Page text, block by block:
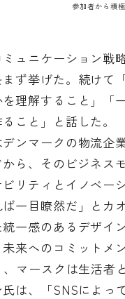
参加者から積
ュニケーション戦
ず挙げた。続けて
理解すること」「
こと」と話した。
ンマークの物流企
ら、そのビジネス
リティとイノベー
一目瞭然だ」とカ
一感のあるデザイ
来へのコミットメ
マースクは生活
は、「SNSによ